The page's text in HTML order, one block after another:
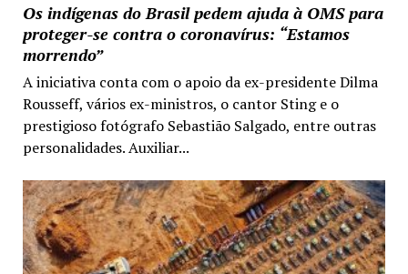
Os indígenas do Brasil pedem ajuda à OMS para
proteger-se contra o coronavírus: “Estamos
morrendo”
A iniciativa conta com o apoio da ex-presidente Dilma
Rousseff, vários ex-ministros, o cantor Sting e o
prestigioso fotógrafo Sebastião Salgado, entre outras
personalidades. Auxiliar...